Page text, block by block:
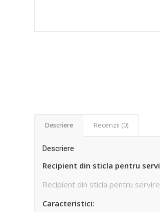
Descriere Recenzii (0)
Descriere
Recipient din sticla pentru
Recipient din sticla pentru
Caracteristici: